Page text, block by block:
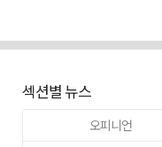
섹션별 뉴스
오피니언